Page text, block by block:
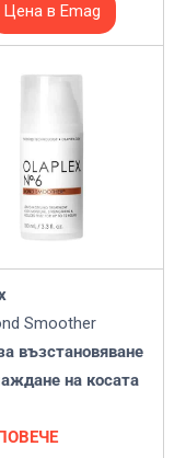
Цена в Emag
Smoother
възстановяване
на косата